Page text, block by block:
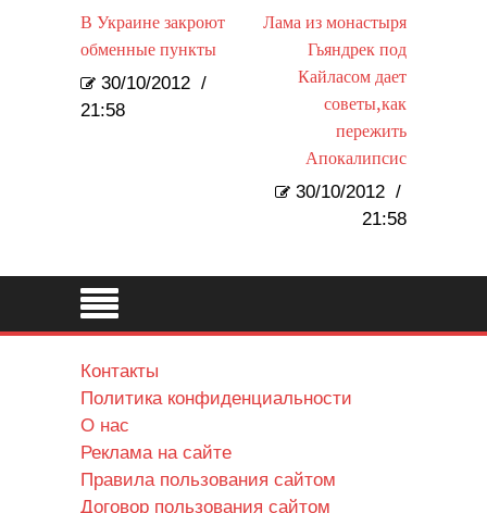
В Украине закроют
обменные пункты
30/10/2012 /
21:58
Лама из монастыря
Гьяндрек под
Кайласом дает
советы,как
пережить
Апокалипсис
30/10/2012 /
21:58
Контакты
Политика конфиденциальности
О нас
Реклама на сайте
Правила пользования сайтом
Договор пользования сайтом